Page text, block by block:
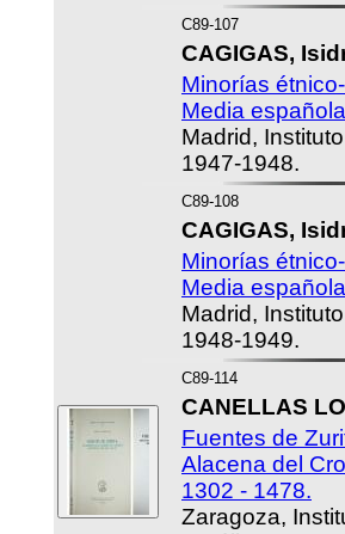
C89-107
CAGIGAS,
Minorías
Media
Madrid,
1947-1948.
C89-108
CAGIGAS,
Minorías
Media
Madrid,
1948-1949.
C89-114
CANELLAS
Fuentes de
Alacena del
1302 - 1478.
Zaragoza,